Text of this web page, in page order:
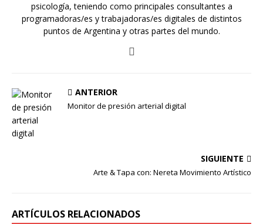
psicología, teniendo como principales consultantes a
programadoras/es y trabajadoras/es digitales de distintos
puntos de Argentina y otras partes del mundo.
ANTERIOR
Monitor de presión arterial digital
SIGUIENTE
Arte & Tapa con: Nereta Movimiento Artístico
ARTÍCULOS RELACIONADOS